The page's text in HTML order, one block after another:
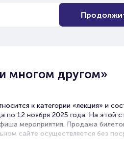
многом другом»
к категории «лекция» и
по 12 ноября 2025 года. На этой
мероприятия. Продажа
сайте осуществляется без